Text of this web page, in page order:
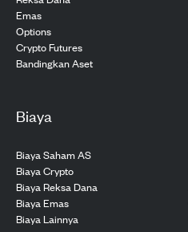
Emas
Options
Crypto Futures
Bandingkan Aset
Biaya
Biaya Saham AS
Biaya Crypto
Biaya Reksa Dana
Biaya Emas
Biaya Lainnya